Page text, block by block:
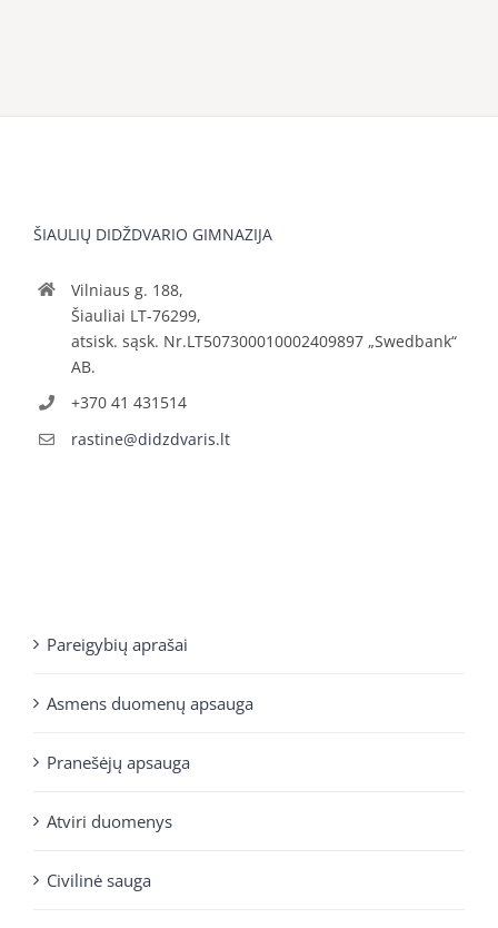
ŠIAULIŲ DIDŽDVARIO GIMNAZIJA
Vilniaus g. 188,
Šiauliai LT-76299,
atsisk. sąsk. Nr.LT507300010002409897 „Swedbank“
AB.
+370 41 431514
rastine@didzdvaris.lt
Pareigybių aprašai
Asmens duomenų apsauga
Pranešėjų apsauga
Atviri duomenys
Civilinė sauga